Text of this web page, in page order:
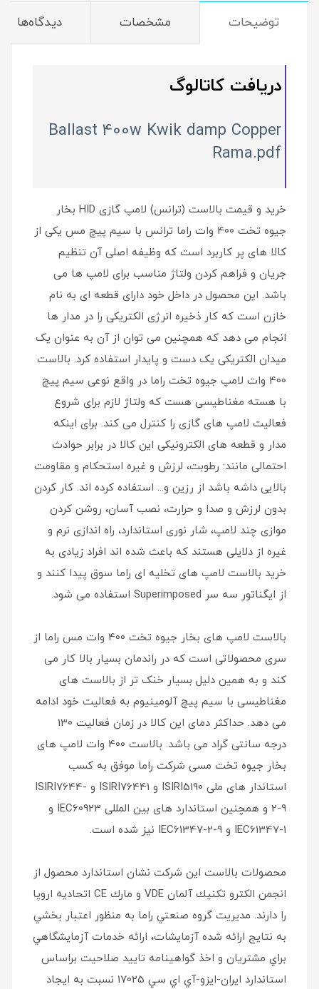
توضیحات مشخصات دیدگاه‌ها
دریافت کاتالوگ
Ballast 400w Kwik damp Copper
Rama.pdf
خرید و قیمت بالاست (ترانس) لامپ گازی HID بخار
جیوه تخت 400 وات راما ترانس با سیم پیچ مس یکی از
کالا های پر کاربرد است که وظیفه اصلی آن تنظیم
جریان و فراهم کردن ولتاژ مناسب برای لامپ ها می
باشد. این محصول در داخل خود دارای قطعه ای به نام
خازن است که کار ذخیره انرژی الکتریکی را در مدار ها
انجام می دهد که همچنین می توان از آن به عنوان یک
میدان الکتریکی یک دست و پایدار استفاده کرد. بالاست
400 وات لامپ جیوه تخت راما در واقع نوعی سیم پیچ
با هسته مغناطیسی هست که ولتاژ لازم برای شروع
فعالیت لامپ های گازی را کنترل می کند. برای اینکه
مدار و قطعه های الکترونیکی این کالا در برابر حوادث
احتمالی مانند: رطوبت، لرزش و غیره استحکام و مقاومت
بالایی داشه باشد از رزین و... استفاده کرده اند. کار کردن
بدون لرزش و صدا و حرارت، نصب آسان، روشن کردن
موازی چند لامپ، شار نوری استاندارد، راه اندازی نرم و
غیره از دلایلی هستند که باعث شده اند افراد زیادی به
خرید بالاست لامپ های تخلیه ای راما سوق پیدا کنند و
از ایگناتور سه سر Superimposed استفاده می شود.
بالاست لامپ های بخار جیوه تخت 400 وات مس راما از
سری محصولاتی است که در راندمان بسیار بالا کار می
کند و به همین دلیل بسیار خنک تر از بالاست های
مغناطیسی با سیم پیچ آلومینیوم به فعالیت خود ادامه
می دهد. حداکثر دمای این کالا در زمان فعالیت 130
درجه سانتی گراد می باشد. بالاست 400 وات لامپ های
بخار جیوه تخت مسی شرکت راما موفق به کسب
استاندار های ملی ISIRI5190 و ISIRI76441 و ISIRI7644-
2-9 و همچنین استاندارد های بین المللی IEC60923 و
IEC61347-1 و IEC61347-2-9 نیز شده است.
محصولات بالاست اين شركت نشان استاندارد محصول از
انجمن الكترو تكنيك آلمان VDE و مارك CE اتحاديه اروپا
را دارند. مديريت گروه صنعتي راما به منظور اعتبار بخشي
به نتايج ارائه شده آزمايشات، ارائه خدمات آزمايشگاهي
براي مشتريان و اخذ گواهينامه تاييد صلاحيت براساس
استاندارد ايران-ايزو-آي‌ اي سي 17025 نسبت به ايجاد